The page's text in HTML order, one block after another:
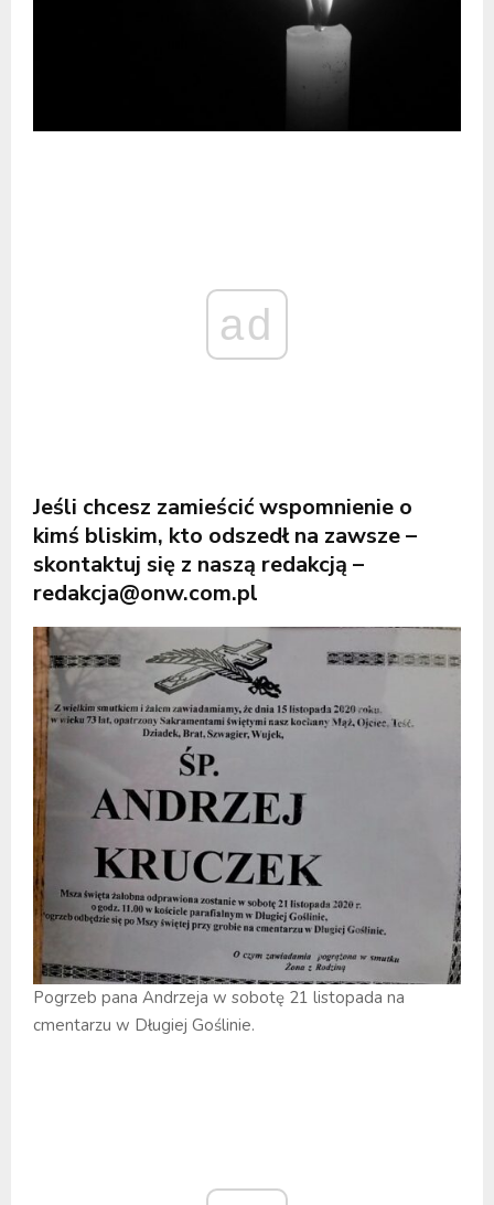
ad
Jeśli chcesz zamieścić wspomnienie o
kimś bliskim, kto odszedł na zawsze –
skontaktuj się z naszą redakcją –
redakcja@onw.com.pl
Pogrzeb pana Andrzeja w sobotę 21 listopada na
cmentarzu w Długiej Goślinie.